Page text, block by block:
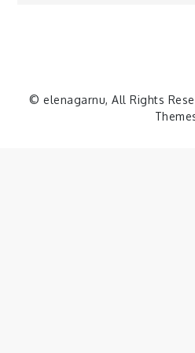
© elenagarnu, All Rights